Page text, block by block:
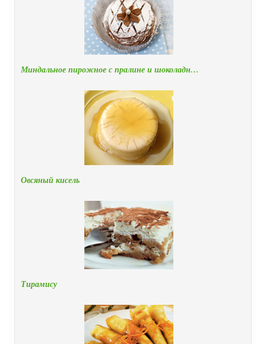
Миндальное пирожное с пралине и шоколадн…
Овсяный кисель
Тирамису